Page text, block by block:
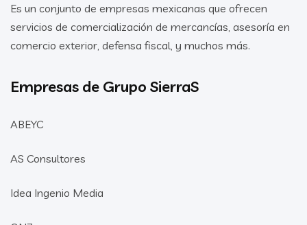
Es un conjunto de empresas mexicanas que ofrecen
servicios de comercialización de mercancías, asesoría en
comercio exterior, defensa fiscal, y muchos más.
Empresas de Grupo SierraS
ABEYC
AS Consultores
Idea Ingenio Media